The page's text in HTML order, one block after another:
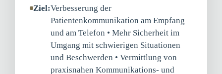
Ziel:Verbesserung der
Patientenkommunikation am Empfang
und am Telefon • Mehr Sicherheit im
Umgang mit schwierigen Situationen
und Beschwerden • Vermittlung von
praxisnahen Kommunikations- und